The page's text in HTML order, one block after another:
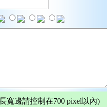
寬邊請控制在700 pixel以內)